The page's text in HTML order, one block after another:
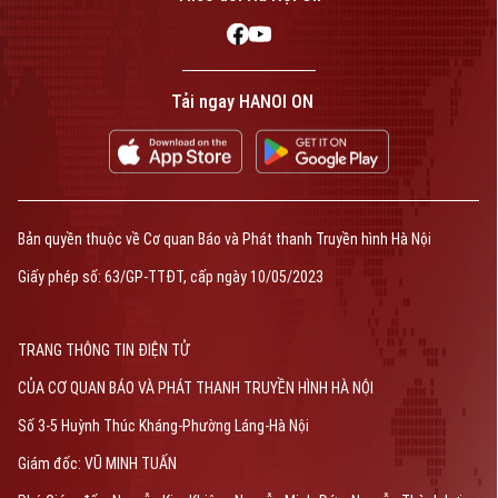
Tải ngay HANOI ON
Bản quyền thuộc về Cơ quan Báo và Phát thanh Truyền hình Hà Nội
Giấy phép số: 63/GP-TTĐT, cấp ngày 10/05/2023
TRANG THÔNG TIN ĐIỆN TỬ
CỦA CƠ QUAN BÁO VÀ PHÁT THANH TRUYỀN HÌNH HÀ NỘI
Số 3-5 Huỳnh Thúc Kháng-Phường Láng-Hà Nội
Giám đốc: VŨ MINH TUẤN